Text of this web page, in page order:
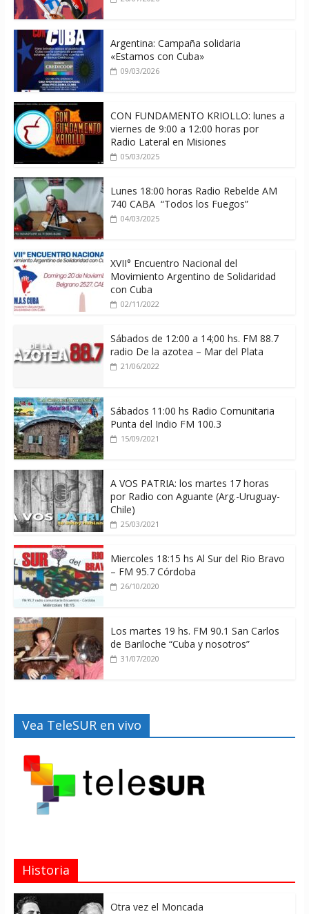
Argentina: Campaña solidaria
«Estamos con Cuba»
09/03/2026
CON FUNDAMENTO KRIOLLO: lunes a
viernes de 9:00 a 12:00 horas por
Radio Lateral en Misiones
05/03/2025
Lunes 18:00 horas Radio Rebelde AM
740 CABA “Todos los Fuegos”
04/03/2025
XVII° Encuentro Nacional del
Movimiento Argentino de Solidaridad
con Cuba
02/11/2022
Sábados de 12:00 a 14;00 hs. FM 88.7
radio De la azotea – Mar del Plata
21/06/2022
Sábados 11:00 hs Radio Comunitaria
Punta del Indio FM 100.3
15/09/2021
A VOS PATRIA: los martes 17 horas
por Radio con Aguante (Arg.-Uruguay-
Chile)
25/03/2021
Miercoles 18:15 hs Al Sur del Rio Bravo
– FM 95.7 Córdoba
26/10/2020
Los martes 19 hs. FM 90.1 San Carlos
de Bariloche “Cuba y nosotros”
31/07/2020
Vea TeleSUR en vivo
Historia
Otra vez el Moncada